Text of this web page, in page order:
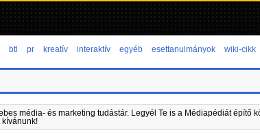
btl pr kreatív interaktív egyéb esettanulmányok wiki-cikk
média- és marketing tudástár. Legyél Te is a Médiapédiát építő
kívánunk!